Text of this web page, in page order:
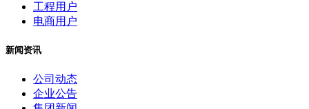
工程用户
电商用户
新闻资讯
公司动态
企业公告